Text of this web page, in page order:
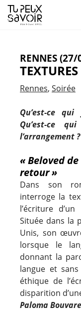
Aller
au
RENNES
Rennes Soirée
Qu’est-ce
Qu’est-ce
l’arrangement ?
« Beloved
retour »
Dans son
interroge la
l’écriture
Située dans la
Unis, son
lorsque le
donnant la
langue et
éthique de
disparition
Paloma